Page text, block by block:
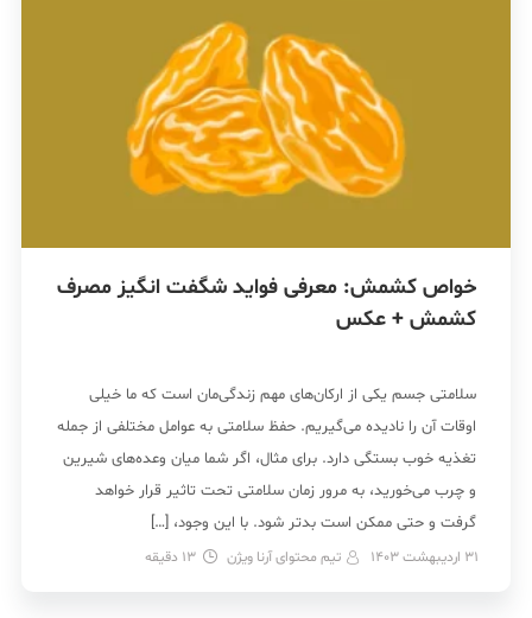
خواص کشمش: معرفی فواید شگفت انگیز مصرف
کشمش + عکس
سلامتی جسم یکی از ارکان‌های مهم زندگی‌مان است که ما خیلی
اوقات آن را نادیده می‌گیریم. حفظ سلامتی به عوامل مختلفی از جمله
تغذیه خوب بستگی دارد. برای مثال، اگر شما میان وعده‌های شیرین
و چرب می‌خورید، به مرور زمان سلامتی تحت تاثیر قرار خواهد
گرفت و حتی ممکن است بدتر شود. با این وجود، […]
31 اردیبهشت 1403 تیم محتوای آرنا ویژن 13 دقیقه